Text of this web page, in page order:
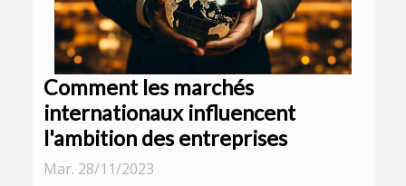
Comment les marchés
internationaux influencent
l'ambition des entreprises
Mar. 28/11/2023